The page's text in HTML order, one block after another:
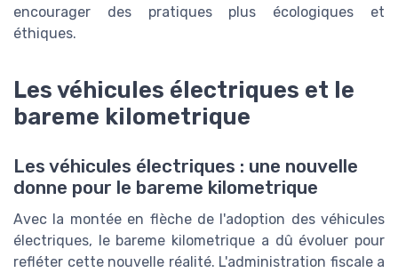
encourager des pratiques plus écologiques et
éthiques.
Les véhicules électriques et le
bareme kilometrique
Les véhicules électriques : une nouvelle
donne pour le bareme kilometrique
Avec la montée en flèche de l'adoption des véhicules
électriques, le bareme kilometrique a dû évoluer pour
refléter cette nouvelle réalité. L'administration fiscale a